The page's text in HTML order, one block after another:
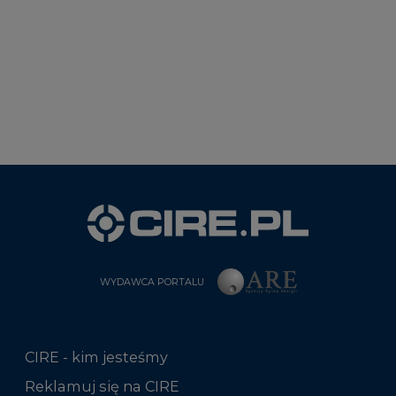
WYDAWCA PORTALU
CIRE - kim jesteśmy
Reklamuj się na CIRE